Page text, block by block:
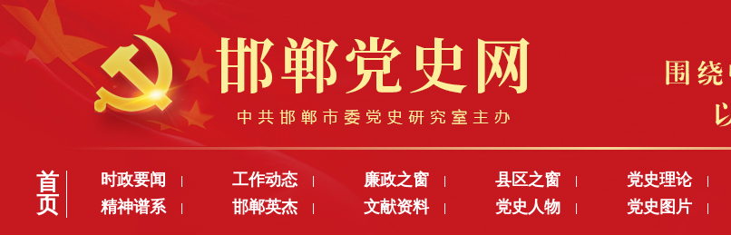
首
页
时政要闻 工作动态 廉政之窗 县区之窗 党史理论
精神谱系 邯郸英杰 文献资料 党史人物 党史图片